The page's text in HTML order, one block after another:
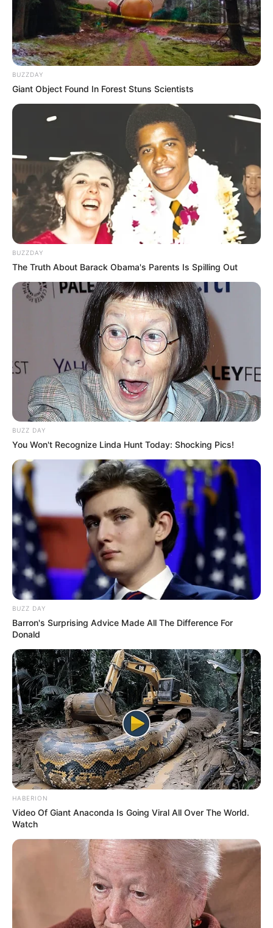
BUZZDAY
Giant Object Found In Forest Stuns Scientists
BUZZDAY
The Truth About Barack Obama's Parents Is Spilling Out
BUZZ DAY
You Won't Recognize Linda Hunt Today: Shocking Pics!
BUZZ DAY
Barron's Surprising Advice Made All The Difference For
Donald
HABERION
Video Of Giant Anaconda Is Going Viral All Over The World.
Watch